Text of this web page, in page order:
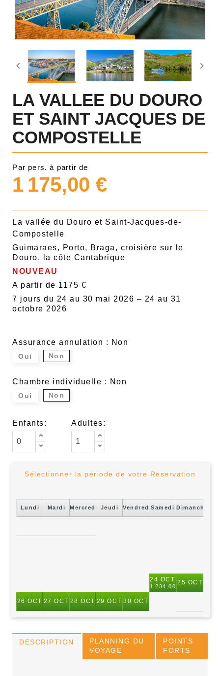
 
LA VALLEE DU DOURO
ET SAINT JACQUES DE
COMPOSTELLE
Par pers. à partir de
1 175,00 €
La vallée du Douro et Saint-Jacques-de-
Compostelle
Guimaraes, Porto, Braga, croisière sur le
Douro, la côte Cantabrique
NOUVEAU
A partir de 1175 €
7 jours du 24 au 30 mai 2026 – 24 au 31
octobre 2026
Assurance annulation : Non
Oui Non
Chambre individuelle : Non
Oui Non
Enfants: Adultes:
Sélectionner la période de votre Reservation
Lundi Mardi Mercredi Jeudi VendrediSamedi Dimanche
24 OCT - 30 OCT
1 234,00 €
25 OCT
26 OCT 27 OCT 28 OCT 29 OCT 30 OCT
DESCRIPTION
PLANNING DU
VOYAGE
POINTS
FORTS